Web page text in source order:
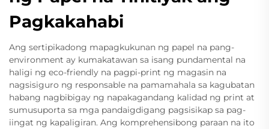
Pagkakahabi
Ang sertipikadong mapagkukunan ng papel na pang-
environment ay kumakatawan sa isang pundamental na
haligi ng eco-friendly na pagpi-print ng magasin na
nagsisiguro ng responsable na pamamahala sa kagubatan
habang nagbibigay ng napakagandang kalidad ng print at
sumusuporta sa mga pandaigdigang pagsisikap sa pag-
iingat ng kapaligiran. Ang komprehensibong paraan na ito